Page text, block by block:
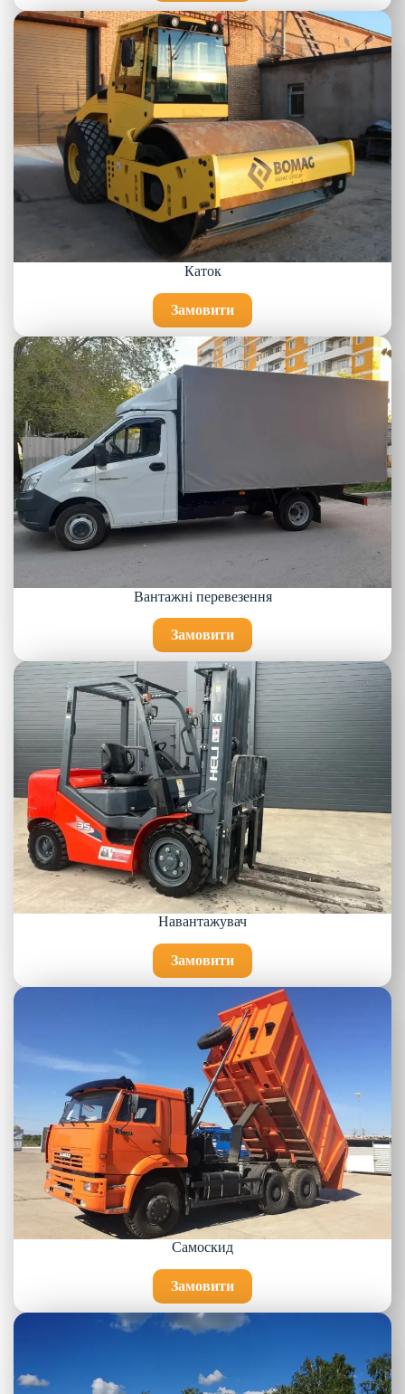
Каток
Замовити
Вантажні перевезення
Замовити
Навантажувач
Замовити
Самоскид
Замовити